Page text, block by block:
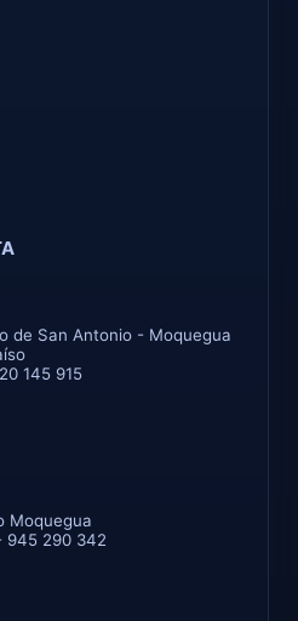
de San Antonio - Moquegua
145 915
Moquegua
945 290 342